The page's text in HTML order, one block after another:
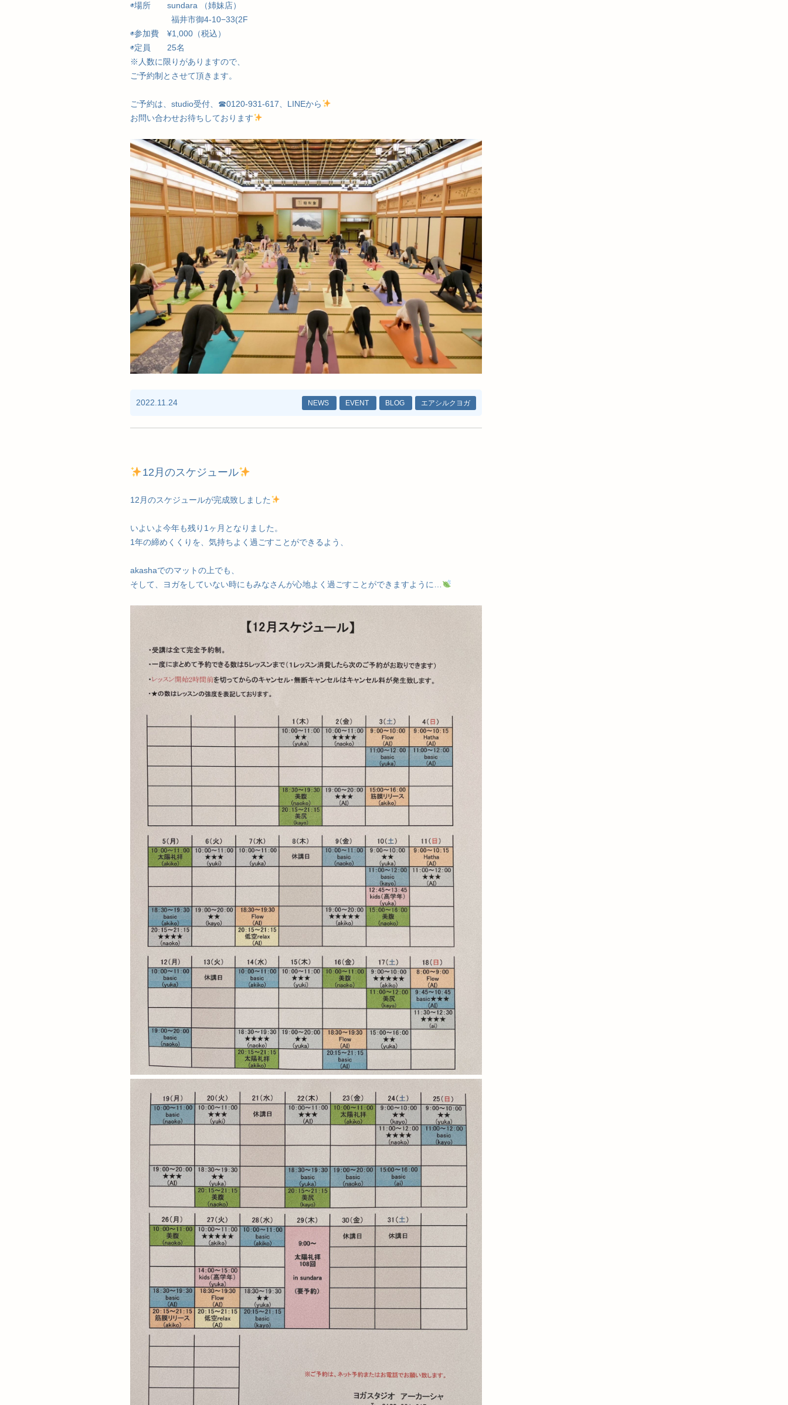
◉場所 sundara （姉妹店）
福井市御4-10−33(2F
◉参加費 ¥1,000（税込）
◉定員 25名
※人数に限りがありますので、
ご予約制とさせて頂きます。
ご予約は、studio受付、☎︎0120-931-617、LINEから
お問い合わせお待ちしております
2022.11.24 NEWS EVENT BLOG エアシルクヨガ
12月のスケジュール
12月のスケジュールが完成致しました
いよいよ今年も残り1ヶ月となりました。
1年の締めくくりを、気持ちよく過ごすことができるよう、
akashaでのマットの上でも、
そして、ヨガをしていない時にもみなさんが心地よく過ごすことができますように…